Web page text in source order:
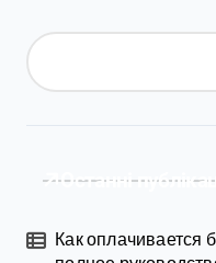
Останні
Как оплачивается